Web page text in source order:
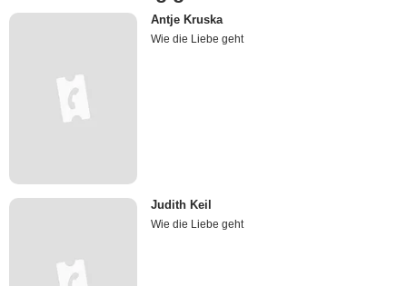
Antje Kruska
Wie die Liebe geht
Judith Keil
Wie die Liebe geht